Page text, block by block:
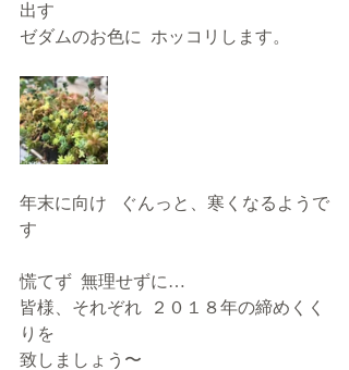
出す
ゼダムのお色に  ホッコリします。
年末に向け   ぐんっと、寒くなるようで
す
慌てず  無理せずに…
皆様、それぞれ  ２０１８年の締めくく
りを
致しましょう〜